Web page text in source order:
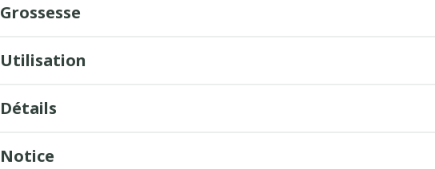
Grossesse
Utilisation
Détails
Notice